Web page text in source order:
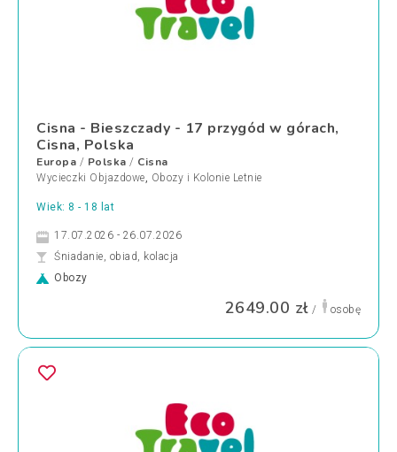
Cisna - Bieszczady - 17 przygód w górach,
Cisna, Polska
Europa / Polska / Cisna
Wycieczki Objazdowe, Obozy i Kolonie Letnie
Wiek: 8 - 18 lat
17.07.2026 - 26.07.2026
Śniadanie, obiad, kolacja
Obozy
2649.00 zł / osobę